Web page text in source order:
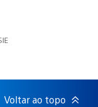
Voltar ao topo